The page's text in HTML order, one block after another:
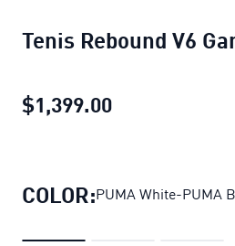
Tenis Rebound V6
$1,399.00
COLOR:PUMA White-PUMA